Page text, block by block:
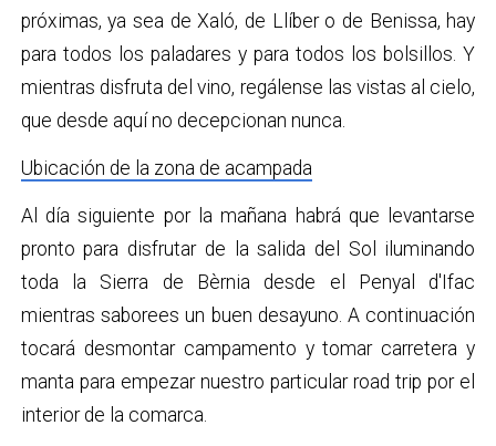
próximas, ya sea de Xaló, de Llíber o de Benissa, hay
para todos los paladares y para todos los bolsillos. Y
mientras disfruta del vino, regálense las vistas al cielo,
que desde aquí no decepcionan nunca.
Ubicación de la zona de acampada
Al día siguiente por la mañana habrá que levantarse
pronto para disfrutar de la salida del Sol iluminando
toda la Sierra de Bèrnia desde el Penyal d'Ifac
mientras saborees un buen desayuno. A continuación
tocará desmontar campamento y tomar carretera y
manta para empezar nuestro particular road trip por el
interior de la comarca.